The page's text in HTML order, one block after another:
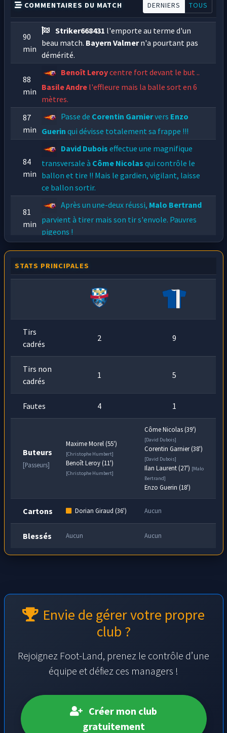
COMMENTAIRES DU MATCH DERNIERS TOUS
90
min
Striker668431 l'emporte au terme d'un
beau match. Bayern Valmern'a pourtant pas
démérité.
88
min
Benoît Leroycentre fort devant le but ..
Basile Andre l'effleure mais la balle sort en 6
mètres.
87
min
Passe de Corentin Garniervers Enzo
Guerin qui dévisse totalement sa frappe !!!
84
min
David Dubois effectue une magnifique
transversale à Côme Nicolas qui contrôle le
ballon et tire !! Mais le gardien, vigilant, laisse
ce ballon sortir.
81
min
Après un une-deux réussi, Malo Bertrand
parvient à tirer mais son tir s'envole. Pauvres
pigeons !
min
Malo Bertrandenroule son ballon qui
file dans la lucarne mais le gardien, des poings,
détourne le danger en corner !
STATS PRINCIPALES
Tirs
cadrés
2 9
Tirs non
cadrés
1 5
Fautes 4 1
Buteurs
[Passeurs]
Maxime Morel (55')
[Christophe Humbert]
Benoît Leroy (11')
[Christophe Humbert]
Côme Nicolas (39')
[David Dubois]
Corentin Garnier (38')
[David Dubois]
Ilan Laurent (27') [Malo
Bertrand]
Enzo Guerin (18')
Cartons Dorian Giraud (36') Aucun
Blessés Aucun Aucun
Envie de gérer votre propre
club ?
Rejoignez Foot-Land, prenez le contrôle d’une
équipe et défiez ces managers !
Créer mon club
gratuitement